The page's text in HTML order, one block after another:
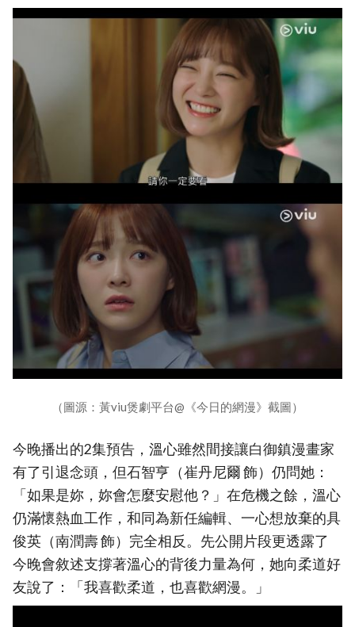
（圖源：黃viu煲劇平台@《今日的網漫》截圖）
今晚播出的2集預告，溫心雖然間接讓白御鎮漫畫家
有了引退念頭，但石智亨（崔丹尼爾 飾）仍問她：
「如果是妳，妳會怎麼安慰他？」在危機之餘，溫心
仍滿懷熱血工作，和同為新任編輯、一心想放棄的具
俊英（南潤壽 飾）完全相反。先公開片段更透露了
今晚會敘述支撐著溫心的背後力量為何，她向柔道好
友說了：「我喜歡柔道，也喜歡網漫。」